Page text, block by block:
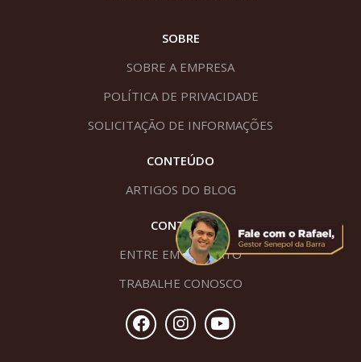
SOBRE
SOBRE A EMPRESA
POLÍTICA DE PRIVACIDADE
SOLICITAÇÃO DE INFORMAÇÕES
CONTEÚDO
ARTIGOS DO BLOG
CONTATO
ENTRE EM CONTATO
TRABALHE CONOSCO